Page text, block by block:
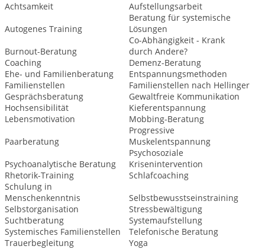
Achtsamkeit
Aufstellungsarbeit
Autogenes Training
Beratung für systemische
Lösungen
Burnout-Beratung
Co-Abhängigkeit - Krank
durch Andere?
Coaching
Demenz-Beratung
Ehe- und Familienberatung
Entspannungsmethoden
Familienstellen
Familienstellen nach Hellinger
Gesprächsberatung
Gewaltfreie Kommunikation
Hochsensibilität
Kieferentspannung
Lebensmotivation
Mobbing-Beratung
Paarberatung
Progressive
Muskelentspannung
Psychoanalytische Beratung
Psychosoziale
Krisenintervention
Rhetorik-Training
Schlafcoaching
Schulung in
Menschenkenntnis
Selbstbewusstseinstraining
Selbstorganisation
Stressbewältigung
Suchtberatung
Systemaufstellung
Systemisches Familienstellen
Telefonische Beratung
Trauerbegleitung
Yoga